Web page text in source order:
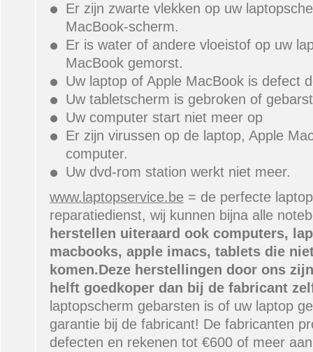
Er zijn zwarte vlekken op uw
MacBook-scherm.
Er is water of andere vloeistof op uw
MacBook gemorst.
Uw laptop of Apple MacBook is defect
Uw tabletscherm is gebroken of
Uw computer start niet meer op
Er zijn virussen op de laptop, Apple
computer.
Uw dvd-rom station werkt niet meer.
www.laptopservice.be = de perfecte
reparatiedienst, wij kunnen bijna alle
herstellen uiteraard ook computers,
macbooks, apple imacs, tablets die
komen.Deze herstellingen door ons
helft goedkoper dan bij de fabricant
laptopscherm gebarsten is of uw laptop
garantie bij de fabricant! De fabricanten
defecten en rekenen tot €600 of meer